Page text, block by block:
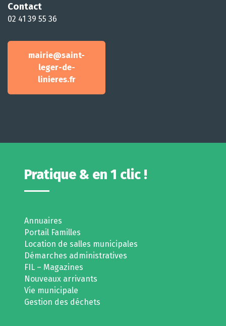
Contact
02 41 39 55 36
mairie@saint-
leger-de-
linieres.fr
Pratique & en 1 clic !
Annuaires
Portail Familles
Location de salles municipales
Démarches administratives
FIL – Magazines
Nouveaux arrivants
Vie municipale
Gestion des déchets